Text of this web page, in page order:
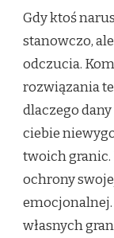
Gdy ktoś
stanowczo,
odczucia.
rozwiązania
dlaczego
ciebie
twoich granic.
ochrony
własnych